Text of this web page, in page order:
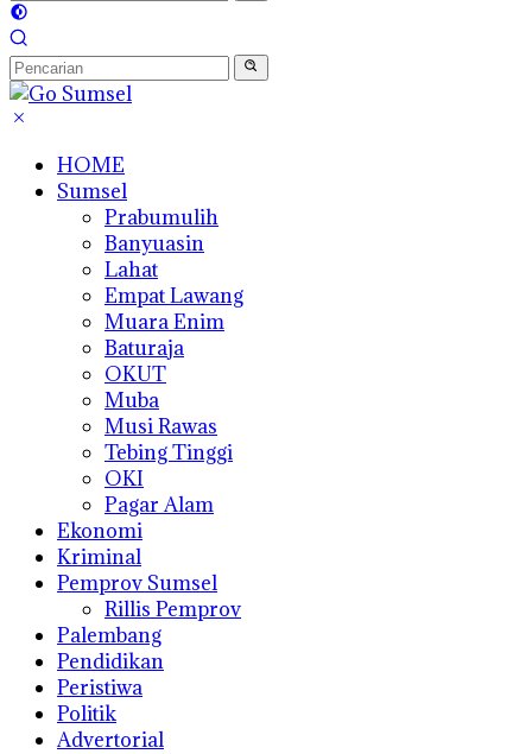
HOME
Sumsel
Prabumulih
Banyuasin
Lahat
Empat Lawang
Muara Enim
Baturaja
OKUT
Muba
Musi Rawas
Tebing Tinggi
OKI
Pagar Alam
Ekonomi
Kriminal
Pemprov Sumsel
Rillis Pemprov
Palembang
Pendidikan
Peristiwa
Politik
Advertorial